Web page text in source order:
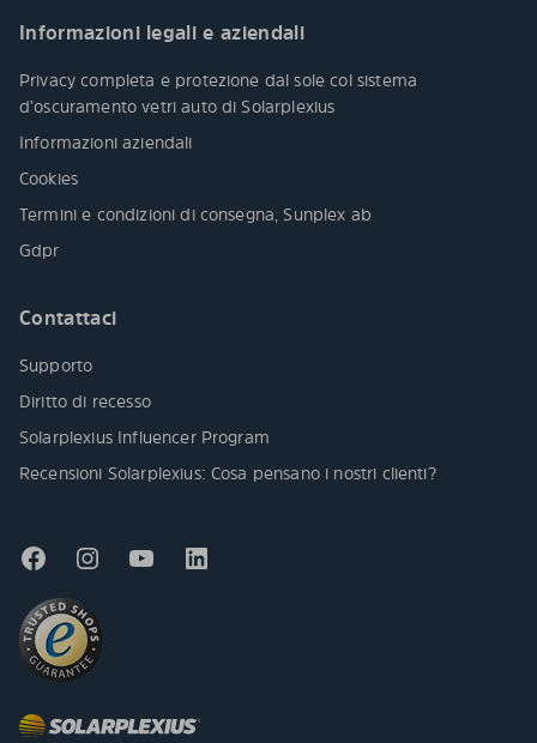
Informazioni legali e aziendali
Privacy completa e protezione dal sole col sistema
d’oscuramento vetri auto di Solarplexius
Informazioni aziendali
Cookies
Termini e condizioni di consegna, Sunplex ab
Gdpr
Contattaci
Supporto
Diritto di recesso
Solarplexius Influencer Program
Recensioni Solarplexius: Cosa pensano i nostri clienti?